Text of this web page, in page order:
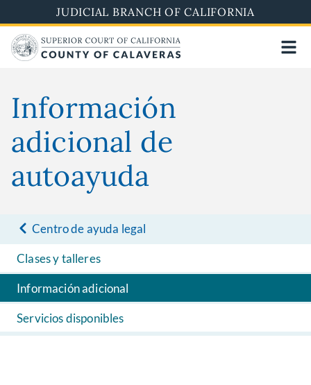
to
main
content
JUDICIAL BRANCH OF CALIFORNIA
Información
adicional de
autoayuda
Centro de ayuda legal
Clases y talleres
Información adicional
Servicios disponibles